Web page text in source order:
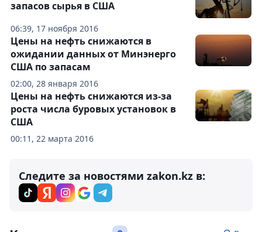
06:39, 17 ноября 2016
запасов сырья в США
02:00, 28 января 2016
Цены на нефть снижаются в
ожидании данных от Минэнерго
США по запасам
00:11, 22 марта 2016
Цены на нефть снижаются из-за
роста числа буровых установок в
США
Следите за новостями zakon.kz в: